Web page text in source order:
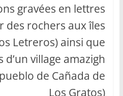
gravées en lettres
des rochers aux îles
Letreros) ainsi que
d’un village amazigh
de Cañada de
Los Gratos)